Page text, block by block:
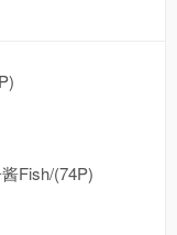
Fish/(74P)